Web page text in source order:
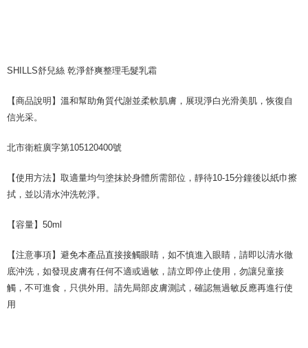
SHILLS舒兒絲 乾淨舒爽整理毛髮乳霜
【商品說明】溫和幫助角質代謝並柔軟肌膚，展現淨白光滑美肌，恢復自
信光采。
北市衛粧廣字第105120400號
【使用方法】取適量均勻塗抹於身體所需部位，靜待10-15分鐘後以紙巾擦
拭，並以清水沖洗乾淨。
【容量】50ml
【注意事項】避免本產品直接接觸眼睛，如不慎進入眼睛，請即以清水徹
底沖洗，如發現皮膚有任何不適或過敏，請立即停止使用，勿讓兒童接
觸，不可進食，只供外用。請先局部皮膚測試，確認無過敏反應再進行使
用